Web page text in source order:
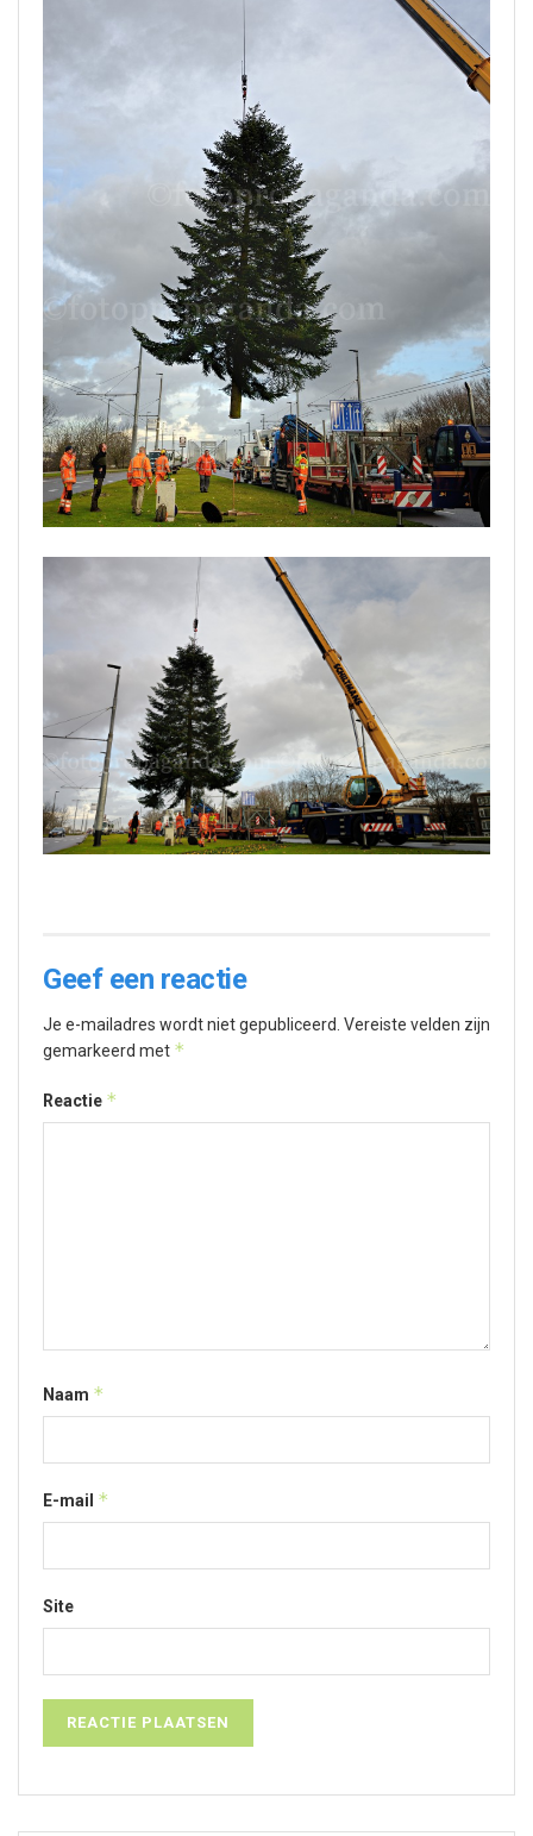
Geef een reactie
Je e-mailadres wordt niet gepubliceerd. Vereiste velden zijn
gemarkeerd met *
Reactie *
Naam *
E-mail *
Site